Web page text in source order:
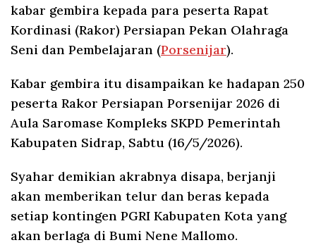
kabar gembira kepada para peserta Rapat
Kordinasi (Rakor) Persiapan Pekan Olahraga
Seni dan Pembelajaran (Porsenijar).
Kabar gembira itu disampaikan ke hadapan 250
peserta Rakor Persiapan Porsenijar 2026 di
Aula Saromase Kompleks SKPD Pemerintah
Kabupaten Sidrap, Sabtu (16/5/2026).
Syahar demikian akrabnya disapa, berjanji
akan memberikan telur dan beras kepada
setiap kontingen PGRI Kabupaten Kota yang
akan berlaga di Bumi Nene Mallomo.